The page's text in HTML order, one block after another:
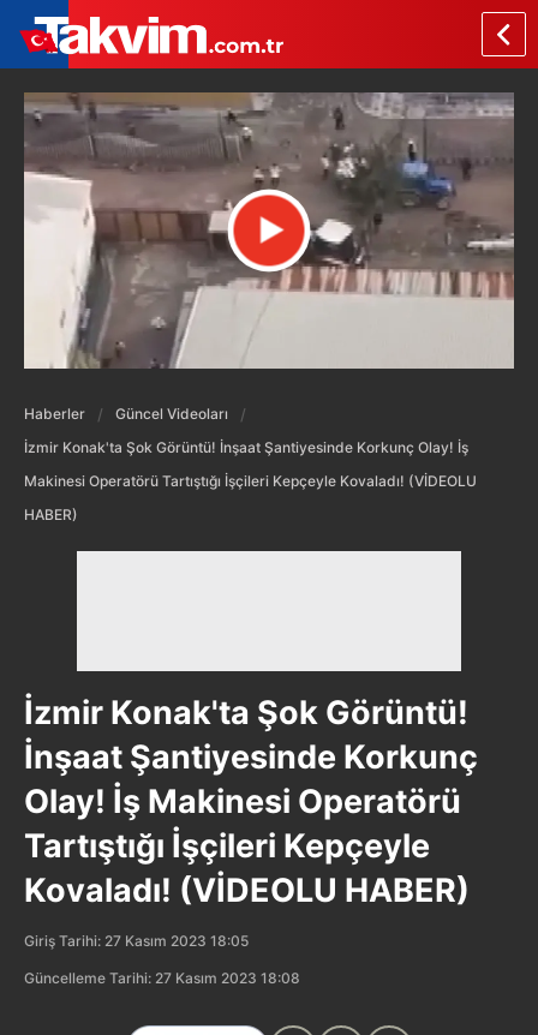
Haberler
Güncel Videoları
İzmir Konak'ta Şok Görüntü! İnşaat Şantiyesinde Korkunç Olay! İş
Makinesi Operatörü Tartıştığı İşçileri Kepçeyle Kovaladı! (VİDEOLU
HABER)
İzmir Konak'ta Şok Görüntü!
İnşaat Şantiyesinde Korkunç
Olay! İş Makinesi Operatörü
Tartıştığı İşçileri Kepçeyle
Kovaladı! (VİDEOLU HABER)
Giriş Tarihi: 27 Kasım 2023 18:05
Güncelleme Tarihi: 27 Kasım 2023 18:08